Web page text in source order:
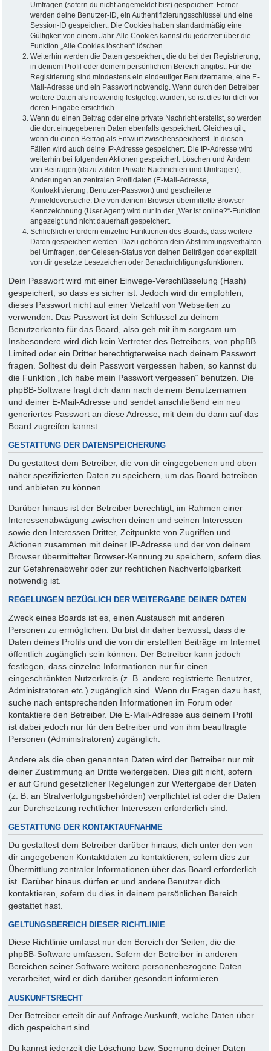
Umfragen (sofern du nicht angemeldet bist) gespeichert. Ferner
werden deine Benutzer-ID, ein Authentifizierungsschlüssel und eine
Session-ID gespeichert. Die Cookies haben standardmäßig eine
Gültigkeit von einem Jahr. Alle Cookies kannst du jederzeit über die
Funktion „Alle Cookies löschen“ löschen.
Weiterhin werden die Daten gespeichert, die du bei der Registrierung,
in deinem Profil oder deinem persönlichem Bereich angibst. Für die
Registrierung sind mindestens ein eindeutiger Benutzername, eine E-
Mail-Adresse und ein Passwort notwendig. Wenn durch den Betreiber
weitere Daten als notwendig festgelegt wurden, so ist dies für dich vor
deren Eingabe ersichtlich.
Wenn du einen Beitrag oder eine private Nachricht erstellst, so werden
die dort eingegebenen Daten ebenfalls gespeichert. Gleiches gilt,
wenn du einen Beitrag als Entwurf zwischenspeicherst. In diesen
Fällen wird auch deine IP-Adresse gespeichert. Die IP-Adresse wird
weiterhin bei folgenden Aktionen gespeichert: Löschen und Ändern
von Beiträgen (dazu zählen Private Nachrichten und Umfragen),
Änderungen an zentralen Profildaten (E-Mail-Adresse,
Kontoaktivierung, Benutzer-Passwort) und gescheiterte
Anmeldeversuche. Die von deinem Browser übermittelte Browser-
Kennzeichnung (User Agent) wird nur in der „Wer ist online?“-Funktion
angezeigt und nicht dauerhaft gespeichert.
Schließlich erfordern einzelne Funktionen des Boards, dass weitere
Daten gespeichert werden. Dazu gehören dein Abstimmungsverhalten
bei Umfragen, der Gelesen-Status von deinen Beiträgen oder explizit
von dir gesetzte Lesezeichen oder Benachrichtigungsfunktionen.
Dein Passwort wird mit einer Einwege-Verschlüsselung (Hash)
gespeichert, so dass es sicher ist. Jedoch wird dir empfohlen,
dieses Passwort nicht auf einer Vielzahl von Webseiten zu
verwenden. Das Passwort ist dein Schlüssel zu deinem
Benutzerkonto für das Board, also geh mit ihm sorgsam um.
Insbesondere wird dich kein Vertreter des Betreibers, von phpBB
Limited oder ein Dritter berechtigterweise nach deinem Passwort
fragen. Solltest du dein Passwort vergessen haben, so kannst du
die Funktion „Ich habe mein Passwort vergessen“ benutzen. Die
phpBB-Software fragt dich dann nach deinem Benutzernamen
und deiner E-Mail-Adresse und sendet anschließend ein neu
generiertes Passwort an diese Adresse, mit dem du dann auf das
Board zugreifen kannst.
GESTATTUNG DER DATENSPEICHERUNG
Du gestattest dem Betreiber, die von dir eingegebenen und oben
näher spezifizierten Daten zu speichern, um das Board betreiben
und anbieten zu können.
Darüber hinaus ist der Betreiber berechtigt, im Rahmen einer
Interessenabwägung zwischen deinen und seinen Interessen
sowie den Interessen Dritter, Zeitpunkte von Zugriffen und
Aktionen zusammen mit deiner IP-Adresse und der von deinem
Browser übermittelter Browser-Kennung zu speichern, sofern dies
zur Gefahrenabwehr oder zur rechtlichen Nachverfolgbarkeit
notwendig ist.
REGELUNGEN BEZÜGLICH DER WEITERGABE DEINER DATEN
Zweck eines Boards ist es, einen Austausch mit anderen
Personen zu ermöglichen. Du bist dir daher bewusst, dass die
Daten deines Profils und die von dir erstellten Beiträge im Internet
öffentlich zugänglich sein können. Der Betreiber kann jedoch
festlegen, dass einzelne Informationen nur für einen
eingeschränkten Nutzerkreis (z. B. andere registrierte Benutzer,
Administratoren etc.) zugänglich sind. Wenn du Fragen dazu hast,
suche nach entsprechenden Informationen im Forum oder
kontaktiere den Betreiber. Die E-Mail-Adresse aus deinem Profil
ist dabei jedoch nur für den Betreiber und von ihm beauftragte
Personen (Administratoren) zugänglich.
Andere als die oben genannten Daten wird der Betreiber nur mit
deiner Zustimmung an Dritte weitergeben. Dies gilt nicht, sofern
er auf Grund gesetzlicher Regelungen zur Weitergabe der Daten
(z. B. an Strafverfolgungsbehörden) verpflichtet ist oder die Daten
zur Durchsetzung rechtlicher Interessen erforderlich sind.
GESTATTUNG DER KONTAKTAUFNAHME
Du gestattest dem Betreiber darüber hinaus, dich unter den von
dir angegebenen Kontaktdaten zu kontaktieren, sofern dies zur
Übermittlung zentraler Informationen über das Board erforderlich
ist. Darüber hinaus dürfen er und andere Benutzer dich
kontaktieren, sofern du dies in deinem persönlichen Bereich
gestattet hast.
GELTUNGSBEREICH DIESER RICHTLINIE
Diese Richtlinie umfasst nur den Bereich der Seiten, die die
phpBB-Software umfassen. Sofern der Betreiber in anderen
Bereichen seiner Software weitere personenbezogene Daten
verarbeitet, wird er dich darüber gesondert informieren.
AUSKUNFTSRECHT
Der Betreiber erteilt dir auf Anfrage Auskunft, welche Daten über
dich gespeichert sind.
Du kannst jederzeit die Löschung bzw. Sperrung deiner Daten